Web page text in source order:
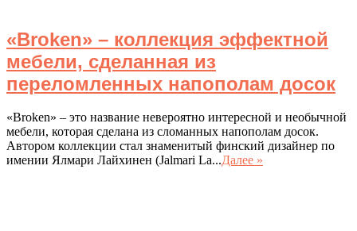
«Broken» – коллекция эффектной
мебели, сделанная из
переломленных напополам досок
«Broken» – это название невероятно интересной и необычной
мебели, которая сделана из сломанных напополам досок.
Автором коллекции стал знаменитый финский дизайнер по
имении Ялмари Лайхинен (Jalmari La...Далее »